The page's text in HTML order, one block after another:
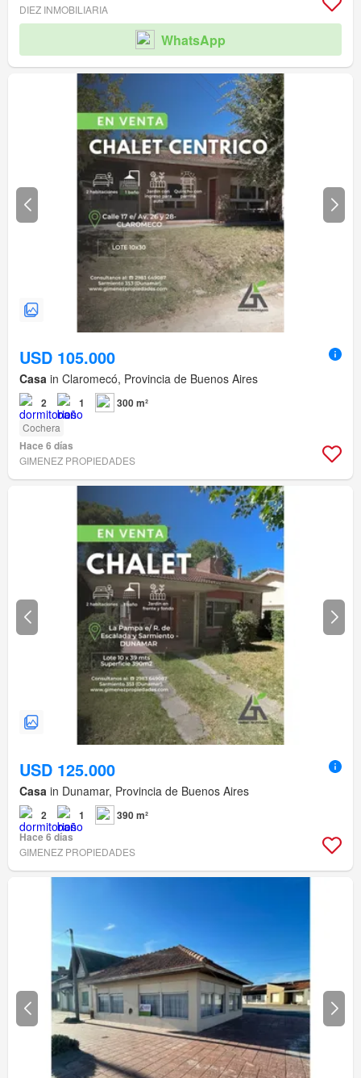
DIEZ INMOBILIARIA
WhatsApp
USD 105.000
Casa in Claromecó, Provincia de Buenos Aires
2 1 300 m²
Cochera
Hace 6 días
GIMENEZ PROPIEDADES
USD 125.000
Casa in Dunamar, Provincia de Buenos Aires
2 1
390 m²
Hace 6 días
GIMENEZ PROPIEDADES